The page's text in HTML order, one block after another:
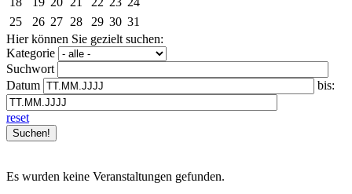
25
26 27 28 29 30 31
Hier können Sie gezielt suchen:
Kategorie
Suchwort
Datum
bis:
reset
Es wurden keine Veranstaltungen gefunden.